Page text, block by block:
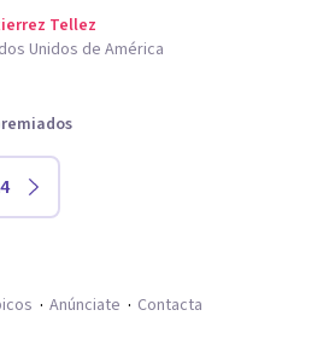
Tellez
Unidos de América
Anúnciate Contacta